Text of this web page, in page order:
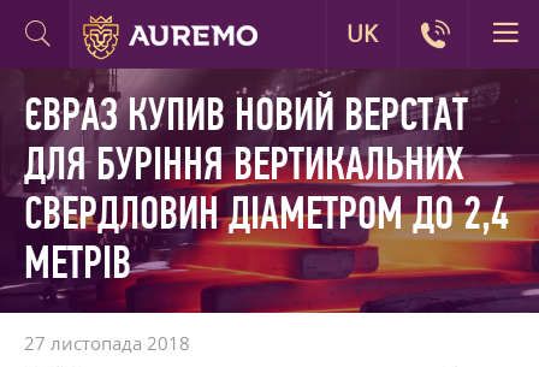
ЄВРАЗ КУПИВ НОВИЙ ВЕРСТАТ
ДЛЯ БУРІННЯ ВЕРТИКАЛЬНИХ
СВЕРДЛОВИН ДІАМЕТРОМ ДО 2,4
МЕТРІВ
27 листопада 2018
UK